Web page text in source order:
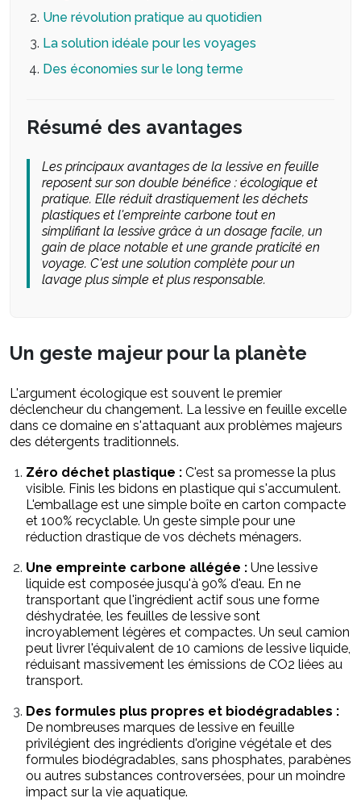
Une révolution pratique au quotidien
La solution idéale pour les voyages
Des économies sur le long terme
Résumé des avantages
Les principaux avantages de la lessive en feuille
reposent sur son double bénéfice : écologique et
pratique. Elle réduit drastiquement les déchets
plastiques et l'empreinte carbone tout en
simplifiant la lessive grâce à un dosage facile, un
gain de place notable et une grande praticité en
voyage. C'est une solution complète pour un
lavage plus simple et plus responsable.
Un geste majeur pour la planète
L'argument écologique est souvent le premier
déclencheur du changement. La lessive en feuille excelle
dans ce domaine en s'attaquant aux problèmes majeurs
des détergents traditionnels.
Zéro déchet plastique : C'est sa promesse la plus
visible. Finis les bidons en plastique qui s'accumulent.
L'emballage est une simple boîte en carton compacte
et 100% recyclable. Un geste simple pour une
réduction drastique de vos déchets ménagers.
Une empreinte carbone allégée : Une lessive
liquide est composée jusqu'à 90% d'eau. En ne
transportant que l'ingrédient actif sous une forme
déshydratée, les feuilles de lessive sont
incroyablement légères et compactes. Un seul camion
peut livrer l'équivalent de 10 camions de lessive liquide,
réduisant massivement les émissions de CO2 liées au
transport.
Des formules plus propres et biodégradables :
De nombreuses marques de lessive en feuille
privilégient des ingrédients d'origine végétale et des
formules biodégradables, sans phosphates, parabènes
ou autres substances controversées, pour un moindre
impact sur la vie aquatique.